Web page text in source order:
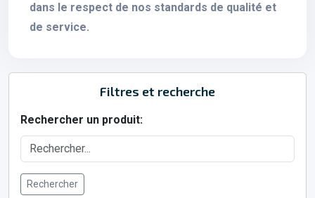
dans le respect de nos standards de qualité et
de service.
Filtres et recherche
Rechercher un produit:
Rechercher